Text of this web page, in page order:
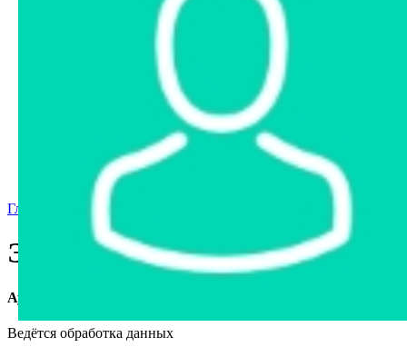
Интернет-магазин
Интернет-витрина
Арестованное имущество
Реестр несостоявшихся торгов
Реестр переоценок
Государственное имущество
Главная страница
Электроскутер RIDER
Аукцион завершён
Ведётся обработка данных